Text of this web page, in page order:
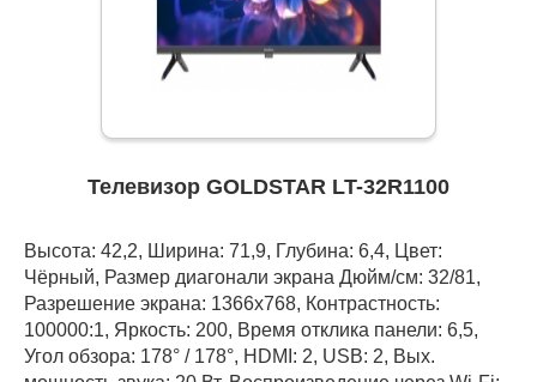
Телевизор GOLDSTAR LT-32R1100
Высота: 42,2, Ширина: 71,9, Глубина: 6,4, Цвет:
Чёрный, Размер диагонали экрана Дюйм/см: 32/81,
Разрешение экрана: 1366x768, Контрастность:
100000:1, Яркость: 200, Время отклика панели: 6,5,
Угол обзора: 178° / 178°, HDMI: 2, USB: 2, Вых.